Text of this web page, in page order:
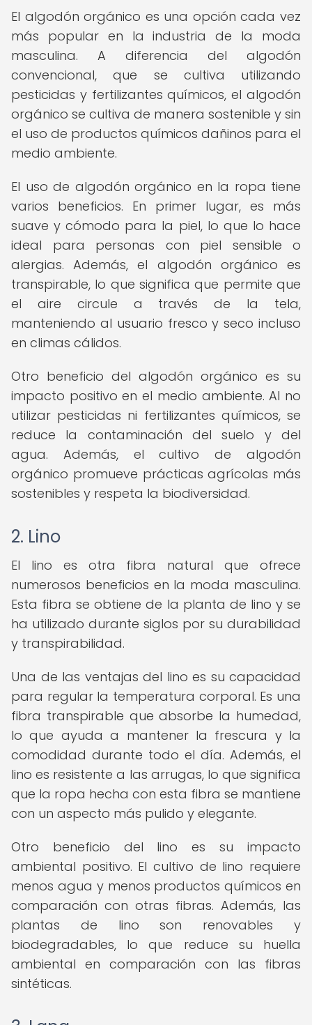
El algodón orgánico es una opción cada vez
más popular en la industria de la moda
masculina. A diferencia del algodón
convencional, que se cultiva utilizando
pesticidas y fertilizantes químicos, el algodón
orgánico se cultiva de manera sostenible y sin
el uso de productos químicos dañinos para el
medio ambiente.
El uso de algodón orgánico en la ropa tiene
varios beneficios. En primer lugar, es más
suave y cómodo para la piel, lo que lo hace
ideal para personas con piel sensible o
alergias. Además, el algodón orgánico es
transpirable, lo que significa que permite que
el aire circule a través de la tela,
manteniendo al usuario fresco y seco incluso
en climas cálidos.
Otro beneficio del algodón orgánico es su
impacto positivo en el medio ambiente. Al no
utilizar pesticidas ni fertilizantes químicos, se
reduce la contaminación del suelo y del
agua. Además, el cultivo de algodón
orgánico promueve prácticas agrícolas más
sostenibles y respeta la biodiversidad.
2. Lino
El lino es otra fibra natural que ofrece
numerosos beneficios en la moda masculina.
Esta fibra se obtiene de la planta de lino y se
ha utilizado durante siglos por su durabilidad
y transpirabilidad.
Una de las ventajas del lino es su capacidad
para regular la temperatura corporal. Es una
fibra transpirable que absorbe la humedad,
lo que ayuda a mantener la frescura y la
comodidad durante todo el día. Además, el
lino es resistente a las arrugas, lo que significa
que la ropa hecha con esta fibra se mantiene
con un aspecto más pulido y elegante.
Otro beneficio del lino es su impacto
ambiental positivo. El cultivo de lino requiere
menos agua y menos productos químicos en
comparación con otras fibras. Además, las
plantas de lino son renovables y
biodegradables, lo que reduce su huella
ambiental en comparación con las fibras
sintéticas.